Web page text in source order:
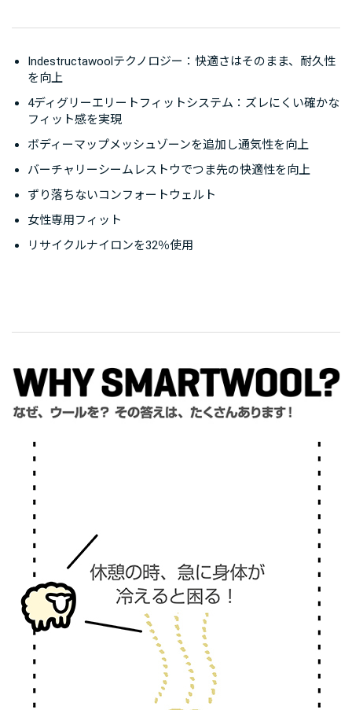
Indestructawoolテクノロジー：快適さはそのまま、耐久性
を向上
4ディグリーエリートフィットシステム：ズレにくい確かな
フィット感を実現
ボディーマップメッシュゾーンを追加し通気性を向上
バーチャリーシームレストウでつま先の快適性を向上
ずり落ちないコンフォートウェルト
女性専用フィット
リサイクルナイロンを32％使用